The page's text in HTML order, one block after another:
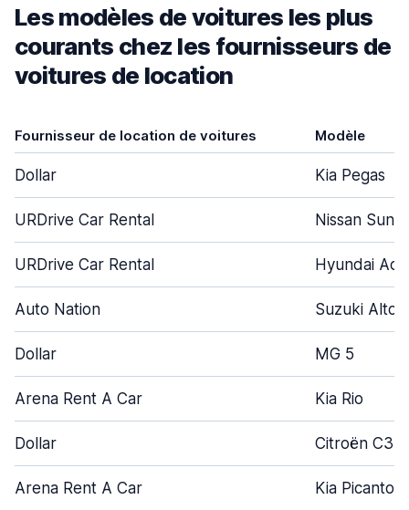
Les modèles de voitures les plus
courants chez les fournisseurs de
voitures de location
Fournisseur de location de voitures Modèle
Dollar Kia Pegas
URDrive Car Rental Nissan
URDrive Car Rental Hyundai
Auto Nation Suzuki Alto
Dollar MG 5
Arena Rent A Car Kia Rio
Dollar Citroën C3
Arena Rent A Car Kia Picanto